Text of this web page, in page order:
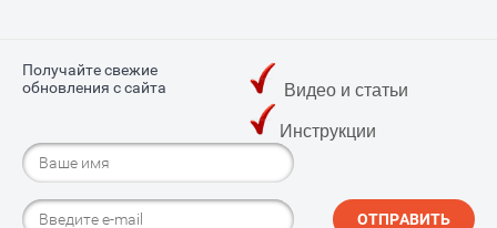
Получайте свежие
обновления с сайта
Видео и статьи
Инструкции
ОТПРАВИТЬ